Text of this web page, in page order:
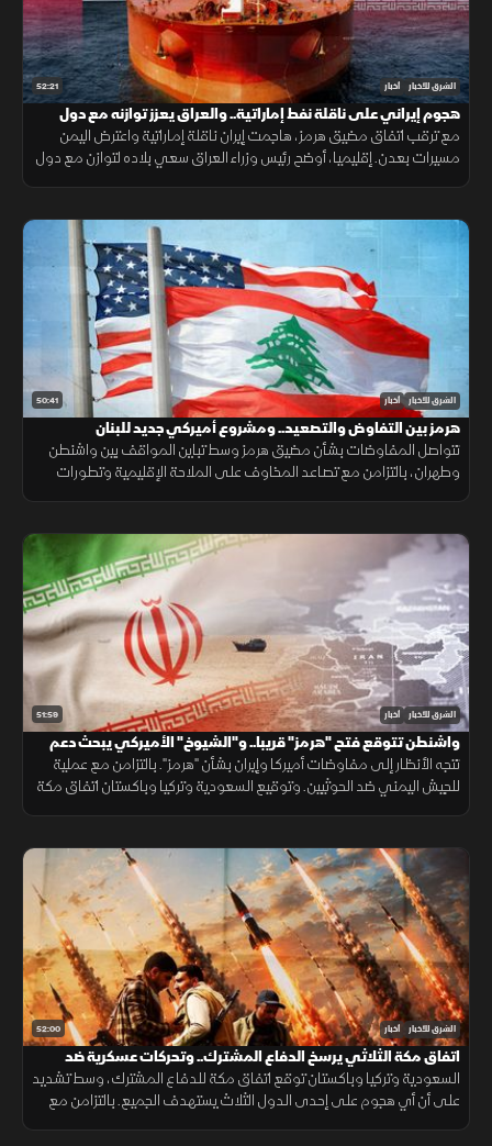
52:21 الشرق للأخبار أخبار
هجوم إيراني على ناقلة نفط إماراتية.. والعراق يعزز توازنه مع دول
الجوار
مع ترقب اتفاق مضيق هرمز، هاجمت إيران ناقلة إماراتية واعترض اليمن
مسيرات بعدن. إقليميا، أوضح رئيس وزراء العراق سعي بلاده لتوازن مع دول
50:41 الشرق للأخبار أخبار
هرمز بين التفاوض والتصعيد.. ومشروع أميركي جديد للبنان
تتواصل المفاوضات بشأن مضيق هرمز وسط تباين المواقف بين واشنطن
وطهران، بالتزامن مع تصاعد المخاوف على الملاحة الإقليمية وتطورات
51:59 الشرق للأخبار أخبار
واشنطن تتوقع فتح "هرمز" قريبا.. و"الشيوخ" الأميركي يبحث دعم
لبنان
تتجه الأنظار إلى مفاوضات أميركا وإيران بشأن "هرمز". بالتزامن مع عملية
للجيش اليمني ضد الحوثيين. وتوقيع السعودية وتركيا وباكستان اتفاق مكة
52:00 الشرق للأخبار أخبار
اتفاق مكة الثلاثي يرسخ الدفاع المشترك.. وتحركات عسكرية ضد
الحوثيين
السعودية وتركيا وباكستان توقع اتفاق مكة للدفاع المشترك، وسط تشديد
على أن أي هجوم على إحدى الدول الثلاث يستهدف الجميع. بالتزامن مع